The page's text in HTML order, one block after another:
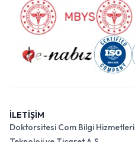
İLETİŞİM
Doktorsitesi Com Bilgi Hizmetleri